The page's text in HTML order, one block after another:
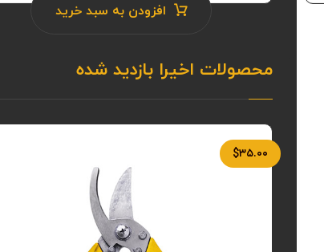
افزودن به سبد خرید
محصولات اخیرا بازدید شده
$۳۵.۰۰